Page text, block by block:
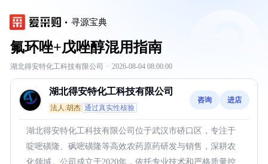
寻源宝典
氟环唑+戊唑醇混用指南
湖北得安特化工科技有限公司 · 2026-08-04 08:00:00
湖北得安特化工科技有限公司
法人:胡杰 通过真实性核验
咨询 进店
湖北得安特化工科技有限公司位于武汉市硚口区，专注于
啶嘧磺隆、砜嘧磺隆等高效农药原药研发与销售，深耕农
化领域。公司成立于2020年，依托专业技术和严格质量控